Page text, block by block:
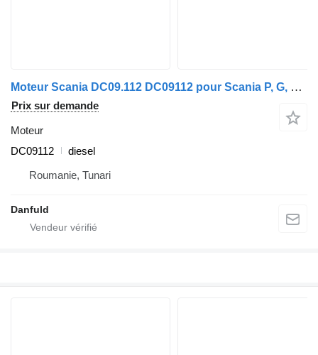
Moteur Scania DC09.112 DC09112 pour Scania P, G, R, T, INTERLINK, CITYWIDE
Prix sur demande
Moteur
DC09112
diesel
Roumanie, Tunari
Danfuld